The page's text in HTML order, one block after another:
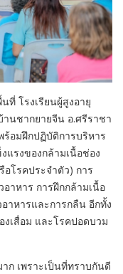
ที่ โรงเรียนผู้สูงอายุ
นชากยายจีน อ.ศรีราชา
ร้อมฝึกปฏิบัติการบริหาร
แรงของกล้ามเนื้อช่อง
โรคประจำตัว) การ
าหาร การฝึกกล้ามเนื้อ
าหารและการกลืน อีกทั้ง
เสื่อม และโรคปอดบวม
ก เพราะเป็นที่ทราบกันดี